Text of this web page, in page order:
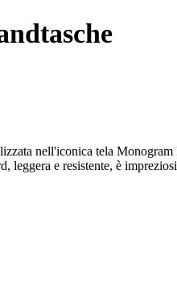
nell'iconica tela Monogram
e resistente, è
scomparto principale foderato